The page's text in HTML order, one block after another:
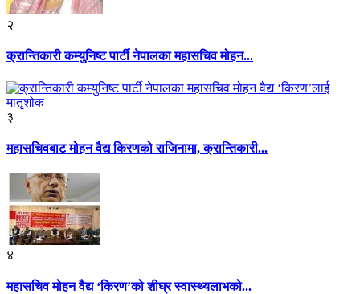
२
क्रान्तिकारी कम्युनिष्ट पार्टी नेपालका महासचिव मोहन...
३
महासचिवबाट मोहन वैद्य किरणको राजिनामा, क्रान्तिकारी...
४
महासचिव मोहन वैद्य ‘किरण’को शीघ्र स्वास्थ्यलाभको...